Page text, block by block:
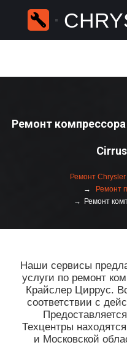
Ремонт
Ремонт Chrysler
Ремонт
Ремонт
Наши сервисы
услуги по ремонт
Крайслер Циррус.
соответствии с
Техцентры
и Московской